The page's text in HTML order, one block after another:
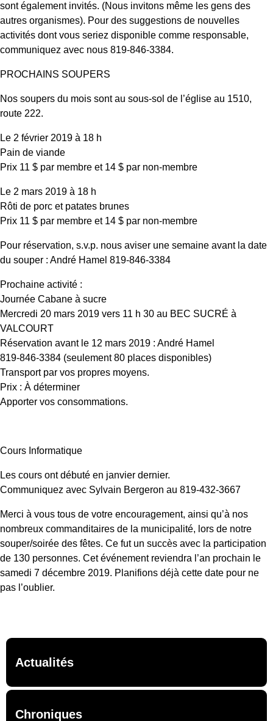
sont également invités. (Nous invitons même les gens des
autres organismes). Pour des suggestions de nouvelles
activités dont vous seriez disponible comme responsable,
communiquez avec nous 819‑846‑3384.
PROCHAINS SOUPERS
Nos soupers du mois sont au sous-sol de l’église au 1510,
route 222.
Le 2 février 2019 à 18 h
Pain de viande
Prix 11 $ par membre et 14 $ par non-membre
Le 2 mars 2019 à 18 h
Rôti de porc et patates brunes
Prix 11 $ par membre et 14 $ par non-membre
Pour réservation, s.v.p. nous aviser une semaine avant la date
du souper : André Hamel 819‑846‑3384
Prochaine activité :
Journée Cabane à sucre
Mercredi 20 mars 2019 vers 11 h 30 au BEC SUCRÉ à
VALCOURT
Réservation avant le 12 mars 2019 : André Hamel
819‑846‑3384 (seulement 80 places disponibles)
Transport par vos propres moyens.
Prix : À déterminer
Apporter vos consommations.
Cours Informatique
Les cours ont débuté en janvier dernier.
Communiquez avec Sylvain Bergeron au 819‑432‑3667
Merci à vous tous de votre encouragement, ainsi qu’à nos
nombreux commanditaires de la municipalité, lors de notre
souper/soirée des fêtes. Ce fut un succès avec la participation
de 130 personnes. Cet événement reviendra l’an prochain le
samedi 7 décembre 2019. Planifions déjà cette date pour ne
pas l’oublier.
Actualités
Chroniques